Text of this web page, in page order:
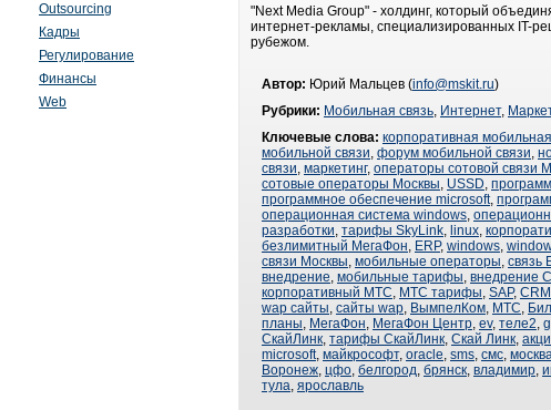
Outsourcing
Кадры
Регулирование
Финансы
Web
"Next Media Group" - холдинг, который
интернет-рекламы, специализированных IT-
рубежом.
Автор: Юрий Мальцев (info@mskit.ru)
Рубрики: Мобильная связь, Интернет,
Ключевые слова: корпоративная
мобильной связи, форум мобильной связи,
связи, маркетинг, операторы сотовой связи
сотовые операторы Москвы, USSD,
программное обеспечение microsoft,
операционная система windows,
разработки, тарифы SkyLink, linux,
безлимитный МегаФон, ERP, windows,
связи Москвы, мобильные операторы, связь
внедрение, мобильные тарифы, внедрение
корпоративный МТС, МТС тарифы, SAP, CRM
wap сайты, сайты wap, ВымпелКом, МТС,
планы, МегаФон, МегаФон Центр, ev, теле2,
СкайЛинк, тарифы СкайЛинк, Скай Линк,
microsoft, майкрософт, oracle, sms, смс,
Воронеж, цфо, белгород, брянск, владимир,
тула, ярославль